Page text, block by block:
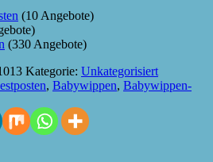
(10 Angebote)
(330 Angebote)
Kategorie: Unkategorisiert
, Babywippen, Babywippen-